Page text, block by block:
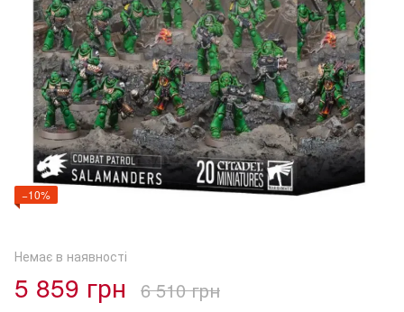
−10%
Немає в наявності
5 859 грн 6 510 грн